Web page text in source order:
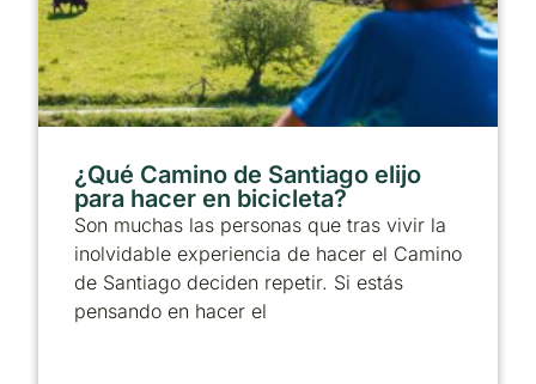
¿Qué Camino de Santiago elijo
para hacer en bicicleta?
Son muchas las personas que tras vivir la
inolvidable experiencia de hacer el Camino
de Santiago deciden repetir. Si estás
pensando en hacer el